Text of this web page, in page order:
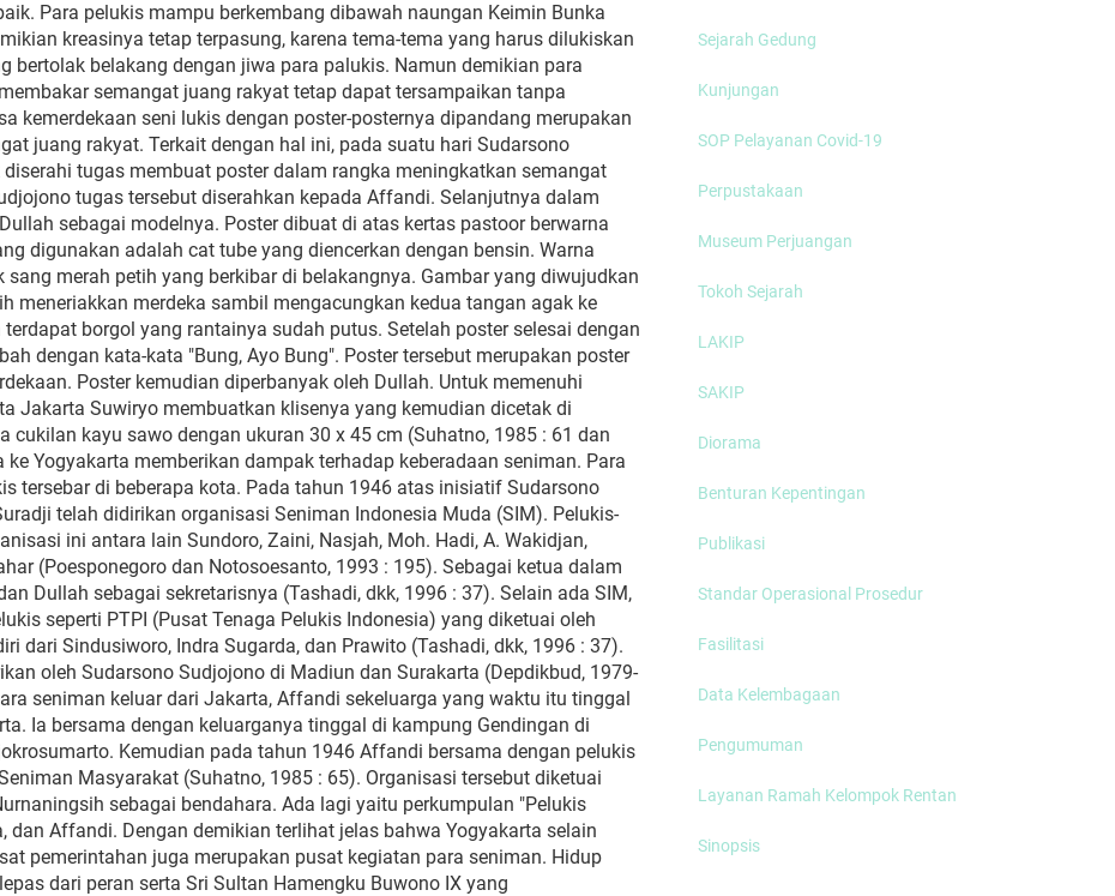
Para pelukis mampu berkembang dibawah naungan Keimin Bunka
kreasinya tetap terpasung, karena tema-tema yang harus dilukiskan
bertolak belakang dengan jiwa para palukis. Namun demikian para
semangat juang rakyat tetap dapat tersampaikan tanpa
kemerdekaan seni lukis dengan poster-posternya dipandang merupakan
juang rakyat. Terkait dengan hal ini, pada suatu hari Sudarsono
tugas membuat poster dalam rangka meningkatkan semangat
tugas tersebut diserahkan kepada Affandi. Selanjutnya dalam
sebagai modelnya. Poster dibuat di atas kertas pastoor berwarna
digunakan adalah cat tube yang diencerkan dengan bensin. Warna
merah petih yang berkibar di belakangnya. Gambar yang diwujudkan
meneriakkan merdeka sambil mengacungkan kedua tangan agak ke
borgol yang rantainya sudah putus. Setelah poster selesai dengan
dengan kata-kata "Bung, Ayo Bung". Poster tersebut merupakan poster
Poster kemudian diperbanyak oleh Dullah. Untuk memenuhi
Jakarta Suwiryo membuatkan klisenya yang kemudian dicetak di
cukilan kayu sawo dengan ukuran 30 x 45 cm (Suhatno, 1985 : 61 dan
Yogyakarta memberikan dampak terhadap keberadaan seniman. Para
tersebar di beberapa kota. Pada tahun 1946 atas inisiatif Sudarsono
telah didirikan organisasi Seniman Indonesia Muda (SIM). Pelukis-
ini antara lain Sundoro, Zaini, Nasjah, Moh. Hadi, A. Wakidjan,
(Poesponegoro dan Notosoesanto, 1993 : 195). Sebagai ketua dalam
Dullah sebagai sekretarisnya (Tashadi, dkk, 1996 : 37). Selain ada SIM,
seperti PTPI (Pusat Tenaga Pelukis Indonesia) yang diketuai oleh
dari Sindusiworo, Indra Sugarda, dan Prawito (Tashadi, dkk, 1996 : 37).
oleh Sudarsono Sudjojono di Madiun dan Surakarta (Depdikbud, 1979-
seniman keluar dari Jakarta, Affandi sekeluarga yang waktu itu tinggal
Ia bersama dengan keluarganya tinggal di kampung Gendingan di
Kemudian pada tahun 1946 Affandi bersama dengan pelukis
Masyarakat (Suhatno, 1985 : 65). Organisasi tersebut diketuai
sebagai bendahara. Ada lagi yaitu perkumpulan "Pelukis
dan Affandi. Dengan demikian terlihat jelas bahwa Yogyakarta selain
pemerintahan juga merupakan pusat kegiatan para seniman. Hidup
dari peran serta Sri Sultan Hamengku Buwono IX yang
Sejarah Gedung
Kunjungan
SOP Pelayanan Covid-19
Perpustakaan
Museum Perjuangan
Tokoh Sejarah
LAKIP
SAKIP
Diorama
Benturan Kepentingan
Publikasi
Standar Operasional Prosedur
Fasilitasi
Data Kelembagaan
Pengumuman
Layanan Ramah Kelompok Rentan
Sinopsis